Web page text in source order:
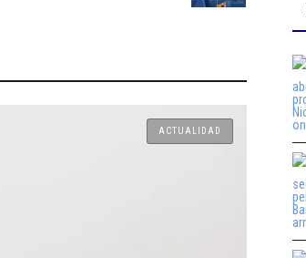
ACTUALIDAD